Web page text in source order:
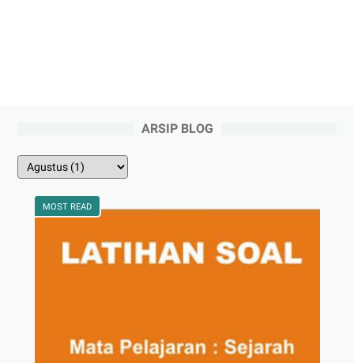
ARSIP BLOG
MOST READ